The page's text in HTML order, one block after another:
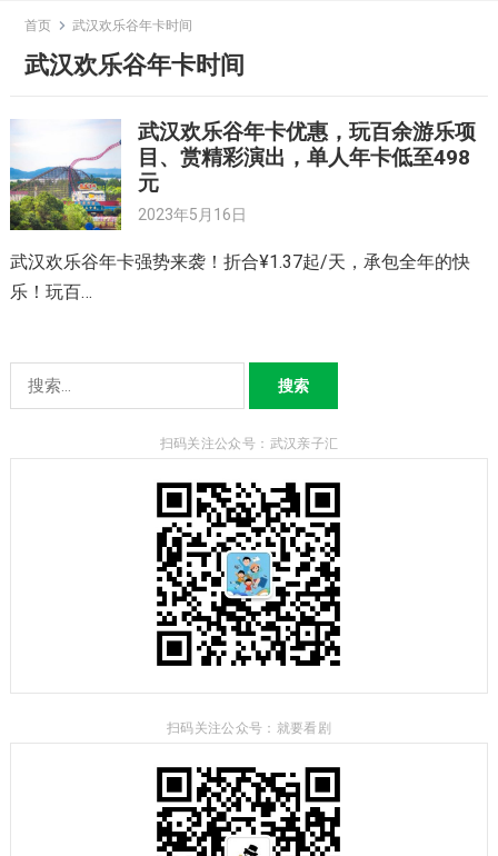
content
首页 武汉欢乐谷年卡时间
武汉欢乐谷年卡时间
武汉欢乐谷年卡优惠，玩百余游乐项
目、赏精彩演出，单人年卡低至498
元
2023年5月16日
武汉欢乐谷年卡强势来袭！折合¥1.37起/天，承包全年的快
乐！玩百…
索：
扫码关注公众号：武汉亲子汇
扫码关注公众号：就要看剧